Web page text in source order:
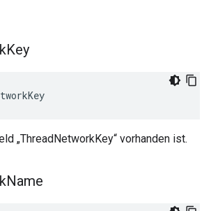
Key
„ThreadNetworkKey“ vorhanden ist.
Name